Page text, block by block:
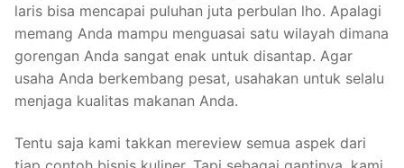
laris bisa mencapai puluhan juta perbulan lho. Apalagi
memang Anda mampu menguasai satu wilayah dimana
gorengan Anda sangat enak untuk disantap. Agar
usaha Anda berkembang pesat, usahakan untuk selalu
menjaga kualitas makanan Anda.
Tentu saja kami takkan mereview semua aspek dari